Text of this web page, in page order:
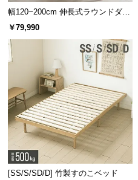
幅120~200cm 伸長式ラウンドダイ
ニングテーブル 6人掛け 天然木突
板 美しい格子デザイン
￥79,990
[SS/S/SD/D] 竹製すのこベッド